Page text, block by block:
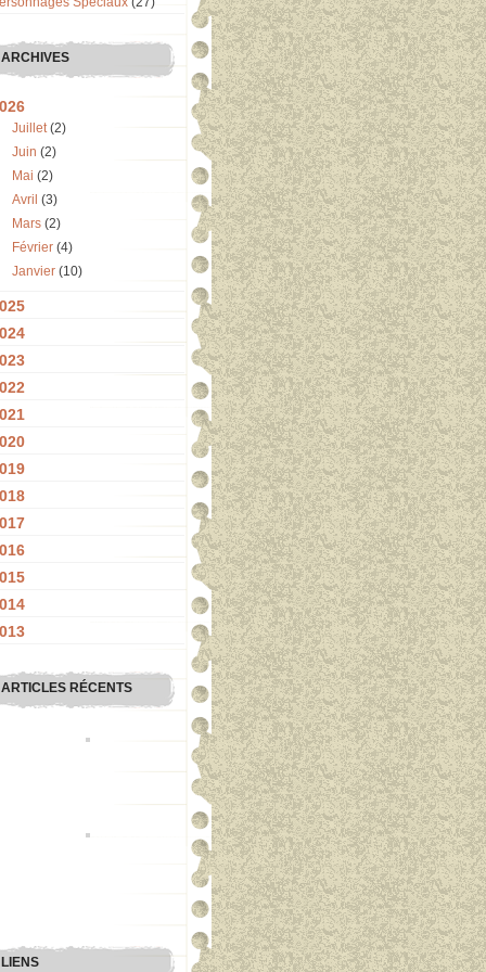
ARCHIVES
Juillet(2)
Juin (2)
Mai (2)
Avril (3)
Mars (2)
Février (4)
Janvier (10)
ARTICLES RÉCENTS
LIENS